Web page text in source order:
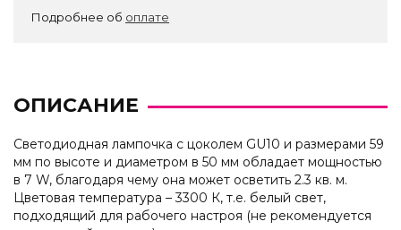
Подробнее об оплате
ОПИСАНИЕ
Светодиодная лампочка с цоколем GU10 и размерами 59
мм по высоте и диаметром в 50 мм обладает мощностью
в 7 W, благодаря чему она может осветить 2.3 кв. м.
Цветовая температура – 3300 К, т.е. белый свет,
подходящий для рабочего настроя (не рекомендуется